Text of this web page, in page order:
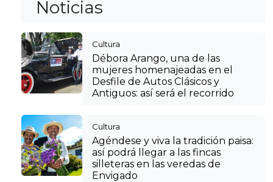
Noticias
Cultura
Débora Arango, una de las
mujeres homenajeadas en el
Desfile de Autos Clásicos y
Antiguos: así será el recorrido
Cultura
Agéndese y viva la tradición paisa:
así podrá llegar a las fincas
silleteras en las veredas de
Envigado